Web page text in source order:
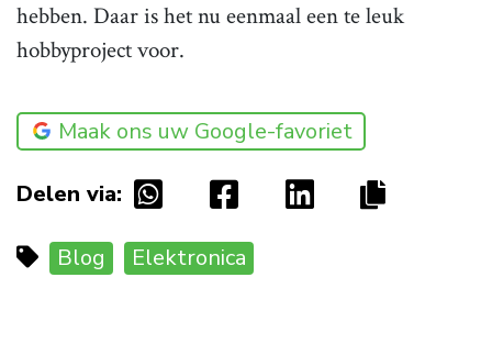
hebben. Daar is het nu eenmaal een te leuk
hobbyproject voor.
Maak ons uw Google-favoriet
Delen via:
Blog Elektronica